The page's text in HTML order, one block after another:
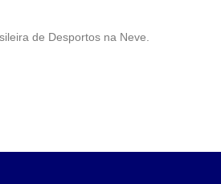
de Desportos na Neve.